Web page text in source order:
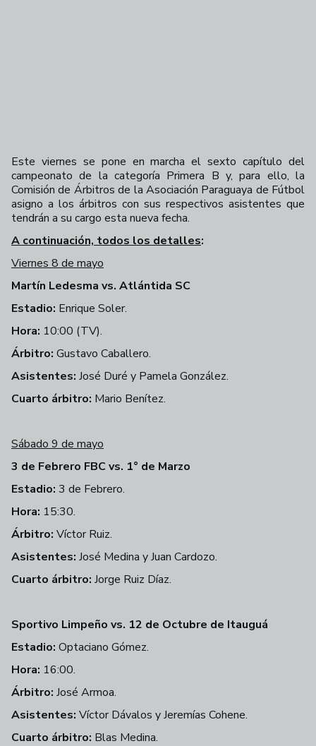
Este viernes se pone en marcha el sexto capítulo del
campeonato de la categoría Primera B y, para ello, la
Comisión de Árbitros de la Asociación Paraguaya de Fútbol
asigno a los árbitros con sus respectivos asistentes que
tendrán a su cargo esta nueva fecha.
A continuación, todos los detalles:
Viernes 8 de mayo
Martín Ledesma vs. Atlántida SC
Estadio: Enrique Soler.
Hora: 10:00 (TV).
Árbitro: Gustavo Caballero.
Asistentes: José Duré y Pamela González.
Cuarto árbitro: Mario Benítez.
Sábado 9 de mayo
3 de Febrero FBC vs. 1° de Marzo
Estadio: 3 de Febrero.
Hora: 15:30.
Árbitro: Víctor Ruiz.
Asistentes: José Medina y Juan Cardozo.
Cuarto árbitro: Jorge Ruiz Díaz.
Sportivo Limpeño vs. 12 de Octubre de Itauguá
Estadio: Optaciano Gómez.
Hora: 16:00.
Árbitro: José Armoa.
Asistentes: Víctor Dávalos y Jeremías Cohene.
Cuarto árbitro: Blas Medina.